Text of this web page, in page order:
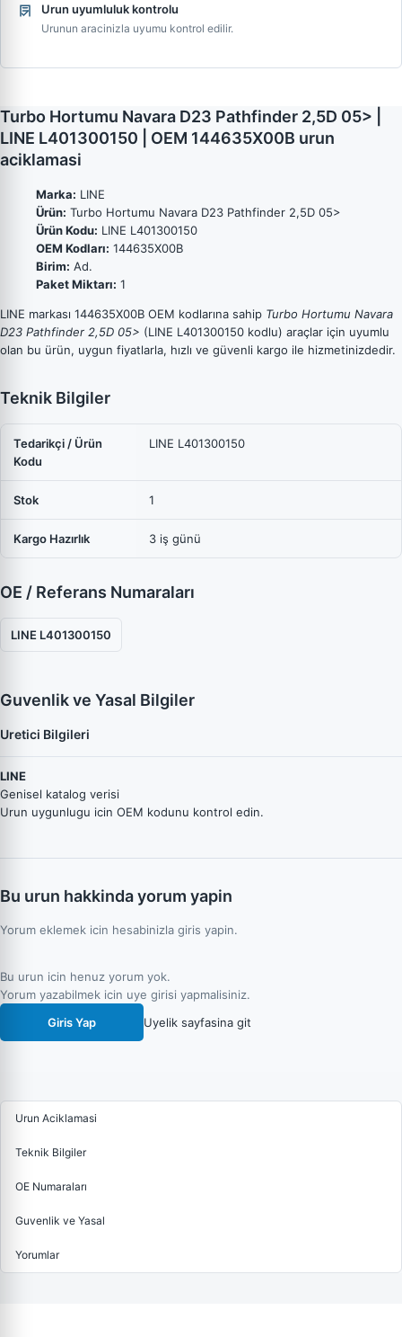
Urun uyumluluk kontrolu
Urunun aracinizla uyumu kontrol edilir.
Turbo Hortumu Navara D23 Pathfinder 2,5D 05> |
LINE L401300150 | OEM 144635X00B urun
aciklamasi
Marka: LINE
Ürün: Turbo Hortumu Navara D23 Pathfinder 2,5D 05>
Ürün Kodu: LINE L401300150
OEM Kodları: 144635X00B
Birim: Ad.
Paket Miktarı: 1
LINE markası 144635X00B OEM kodlarına sahip Turbo Hortumu Navara
D23 Pathfinder 2,5D 05> (LINE L401300150 kodlu) araçlar için uyumlu
olan bu ürün, uygun fiyatlarla, hızlı ve güvenli kargo ile hizmetinizdedir.
Teknik Bilgiler
Tedarikçi / Ürün
Kodu
LINE L401300150
Stok 1
Kargo Hazırlık 3 iş günü
OE / Referans Numaraları
LINE L401300150
Guvenlik ve Yasal Bilgiler
Uretici Bilgileri
LINE
Genisel katalog verisi
Urun uygunlugu icin OEM kodunu kontrol edin.
Bu urun hakkinda yorum yapin
Yorum eklemek icin hesabinizla giris yapin.
Bu urun icin henuz yorum yok.
Yorum yazabilmek icin uye girisi yapmalisiniz.
Giris Yap
Uyelik sayfasina git
Urun Aciklamasi
Teknik Bilgiler
OE Numaraları
Guvenlik ve Yasal
Yorumlar